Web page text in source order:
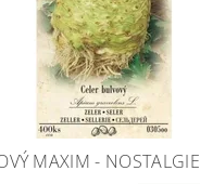
MAXIM - NOSTALGIE